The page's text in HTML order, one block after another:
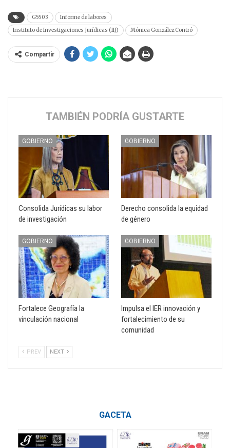
G5503
Informe de labores
Instituto de Investigaciones Jurídicas (IIJ)
Mónica González Contró
Compartir
TAMBIÉN PODRÍA GUSTARTE
GOBIERNO
Consolida Jurídicas su labor
de investigación
GOBIERNO
Derecho consolida la equidad
de género
GOBIERNO
Fortalece Geografía la
vinculación nacional
GOBIERNO
Impulsa el IER innovación y
fortalecimiento de su
comunidad
PREV NEXT
GACETA